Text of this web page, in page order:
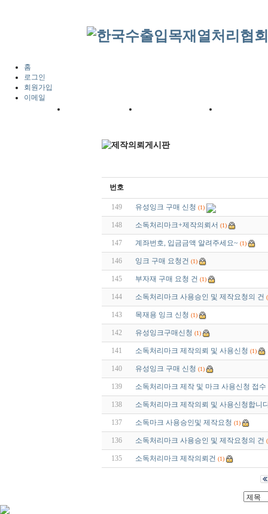
홈
로그인
회원가입
이메일
번호
149 유성잉크 구매 신청 (1)
148 소독처리마크+제작의뢰서 (1)
147 계좌번호, 입금금액 알려주세요~ (1)
146 잉크 구매 요청건 (1)
145 부자재 구매 요청 건 (1)
144 소독처리마크 사용승인 및 제작요청의 건
143 목재용 잉크 신청 (1)
142 유성잉크구매신청 (1)
141 소독처리마크 제작의뢰 및 사용신청 (1)
140 유성잉크 구매 신청 (1)
139 소독처리마크 제작 및 마크 사용신청 접
138 소독처리마크 제작의뢰 및 사용신청합니
137 소독마크 사용승인및 제작요청 (1)
136 소독처리마크 사용승인 및 제작요청의 건
135 소독처리마크 제작의뢰건 (1)